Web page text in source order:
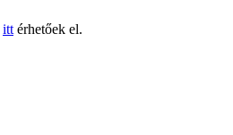
itt érhetőek el.